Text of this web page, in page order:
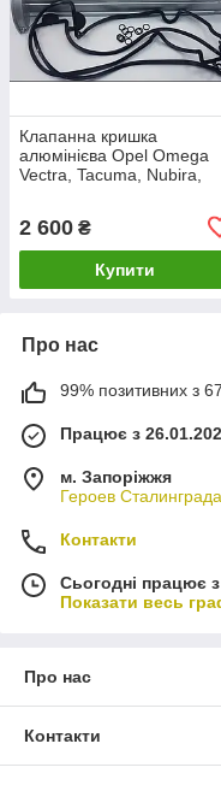
Клапанна кришка
алюмінієва Opel Omega
Vectra, Tacuma, Nubira,
2 600 ₴
Купити
Про нас
99% позитивних з
Працює з
м. Запоріжжя
Героев
Контакти
Сьогодні працює
Показати весь
Про нас
Контакти